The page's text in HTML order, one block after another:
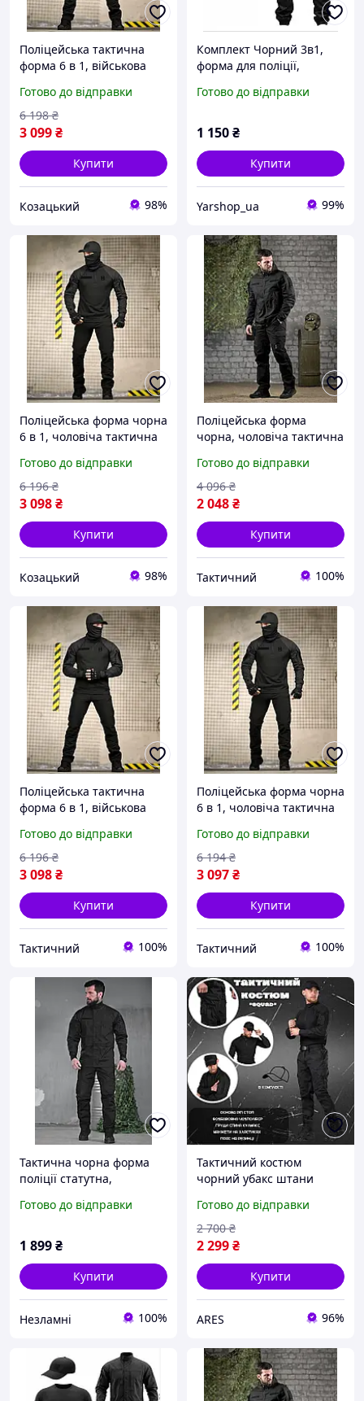
Поліцейська тактична
форма 6 в 1, військова
чорна форма поліція М
ad3rv
Готово до відправки
3 099₴
6 198 ₴
Купити
Козацький 98%
Комплект Чорний 3в1,
форма для поліції,
форма поліція
Готово до відправки
1 150₴
Купити
Yarshop_ua 99%
Поліцейська форма чорна
6 в 1, чоловіча тактична
форма поліція XL ad3rv
Готово до відправки
3 098₴
6 196 ₴
Купити
Козацький 98%
Поліцейська форма
чорна, чоловіча тактична
форма поліція XL Ne2kx
Готово до відправки
2 048₴
4 096 ₴
Купити
Тактичний 100%
Поліцейська тактична
форма 6 в 1, військова
чорна форма поліція М
Ne2kx
Готово до відправки
3 098₴
6 196 ₴
Купити
Тактичний 100%
Поліцейська форма чорна
6 в 1, чоловіча тактична
форма поліція XL Ne2kx
Готово до відправки
3 097₴
6 194 ₴
Купити
Тактичний 100%
Тактична чорна форма
поліції статутна,
поліцейський чорний
форма для поліції, jgd gko
sdk
Готово до відправки
1 899₴
Купити
Незламні 100%
Тактичний костюм
чорний убакс штани
подарунок, Літня форма
для поліції убакс штани
Готово до відправки
2 299₴
2 700 ₴
Купити
ARES 96%